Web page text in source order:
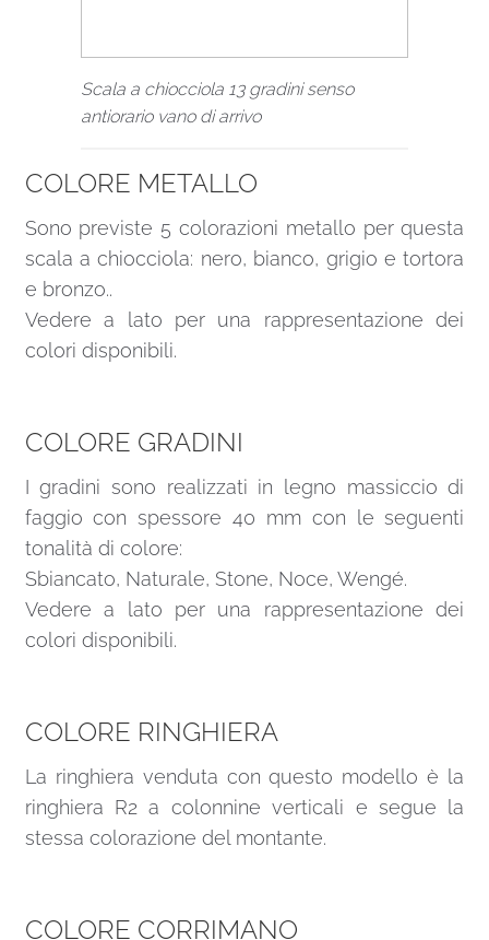
Scala a chiocciola 13 gradini senso
antiorario vano di arrivo
COLORE METALLO
Sono previste 5 colorazioni metallo per questa
scala a chiocciola: nero, bianco, grigio e tortora
e bronzo..
Vedere a lato per una rappresentazione dei
colori disponibili.
COLORE GRADINI
I gradini sono realizzati in legno massiccio di
faggio con spessore 40 mm con le seguenti
tonalità di colore:
Sbiancato, Naturale, Stone, Noce, Wengé.
Vedere a lato per una rappresentazione dei
colori disponibili.
COLORE RINGHIERA
La ringhiera venduta con questo modello è la
ringhiera R2 a colonnine verticali e segue la
stessa colorazione del montante.
COLORE CORRIMANO